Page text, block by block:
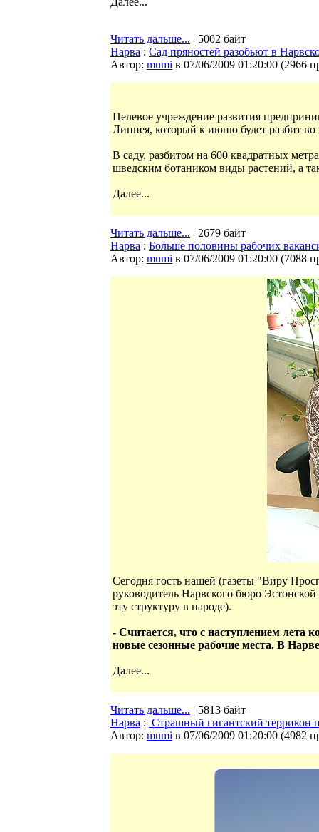
Читать дальше... | 5002 байт
Нарва : Сад пряностей разобьют в
Автор: mumi в 07/06/2009 01:20:00 (2966
Целевое учреждение развития
Линнея, который к июню будет разбит во
В саду, разбитом на 600 квадратных
шведским ботаником виды растений, а
Далее...
Читать дальше... | 2679 байт
Нарва : Больше половины рабочих
Автор: mumi в 07/06/2009 01:20:00 (7088
Сегодня гость нашей (газеты "Виру
руководитель Нарвского бюро
эту структуру в народе).
- Считается, что с наступлением лета
новые сезонные рабочие места. В
Далее...
Читать дальше... | 5813 байт
Нарва : Страшный гигантский террикон
Автор: mumi в 07/06/2009 01:20:00 (4982